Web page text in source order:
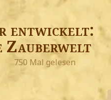
entwickelt:
Zauberwelt
750 Mal gelesen